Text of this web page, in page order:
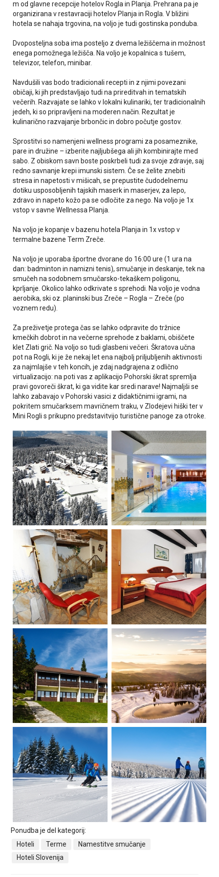
m od glavne recepcije hotelov Rogla in Planja. Prehrana pa je
organizirana v restavraciji hotelov Planja in Rogla. V bližini
hotela se nahaja trgovina, na voljo je tudi gostinska ponduba.
Dvoposteljna soba ima posteljo z dvema ležiščema in možnost
enega pomožnega ležišča. Na voljo je kopalnica s tušem,
televizor, telefon, minibar.
Navdušili vas bodo tradicionali recepti in z njimi povezani
običaji, ki jih predstavljajo tudi na prireditvah in tematskih
večerih. Razvajate se lahko v lokalni kulinariki, ter tradicionalnih
jedeh, ki so pripravljeni na moderen način. Rezultat je
kulinarično razvajanje brbončic in dobro počutje gostov.
Sprostitvi so namenjeni wellness programi za posameznike,
pare in družine – izberite najljubšega ali jih kombinirajte med
sabo. Z obiskom savn boste poskrbeli tudi za svoje zdravje, saj
redno savnanje krepi imunski sistem. Če se želite znebiti
stresa in napetosti v mišicah, se prepustite čudodelnemu
dotiku usposobljenih tajskih maserk in maserjev, za lepo,
zdravo in napeto kožo pa se odločite za nego. Na voljo je 1x
vstop v savne Wellnessa Planja.
Na voljo je kopanje v bazenu hotela Planja in 1x vstop v
termalne bazene Term Zreče.
Na voljo je uporaba športne dvorane do 16:00 ure (1 ura na
dan: badminton in namizni tenis), smučanje in deskanje, tek na
smučeh na sodobnem smučarsko-tekaškem poligonu,
kprljanje. Okolico lahko odkrivate s sprehodi. Na voljo je vodna
aerobika, ski oz. planinski bus Zreče – Rogla – Zreče (po
voznem redu).
Za preživetje protega čas se lahko odpravite do tržnice
kmečkih dobrot in na večerne sprehode z baklami, obiščete
klet Zlati grič. Na voljo so tudi glasbeni večeri.Škratova učna
pot na Rogli, ki je že nekaj let enanajbolj priljubljenih aktivnosti
za najmlajše v teh koncih, je zdajnadgrajena z odlično
virtualizacijo:na poti vas z aplikacijo Pohorskiškrat spremlja
pravi govorečiškrat, ki ga vidite karsredi narave! Najmaljši se
lahko zabavajo v Pohorski vasici z didaktičnimi igrami, na
pokritem smučarksem mavričnem traku, v Zlodejevi hiški ter v
Mini Rogli s prikupno predstavitvijo turistične panoge za otroke.
Ponudba je del kategorij:
Hoteli
Terme
Namestitve smučanje
Hoteli Slovenija